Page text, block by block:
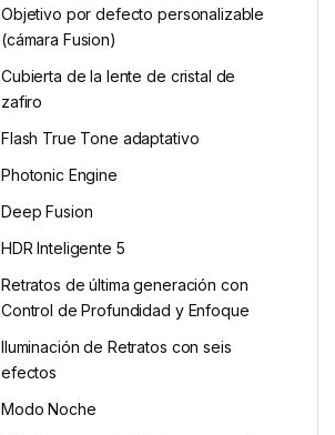
Objetivo por defecto personalizable
(cámara Fusion)
Cubierta de la lente de cristal de
zafiro
Flash True Tone adaptativo
Photonic Engine
Deep Fusion
HDR Inteligente 5
Retratos de última generación con
Control de Profundidad y Enfoque
Iluminación de Retratos con seis
efectos
Modo Noche